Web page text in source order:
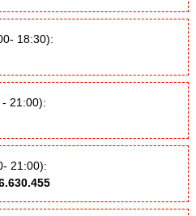
18:30):
21:00):
21:00):